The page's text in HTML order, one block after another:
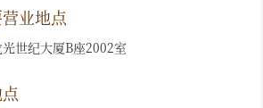
业地点
世纪大厦B座2002室